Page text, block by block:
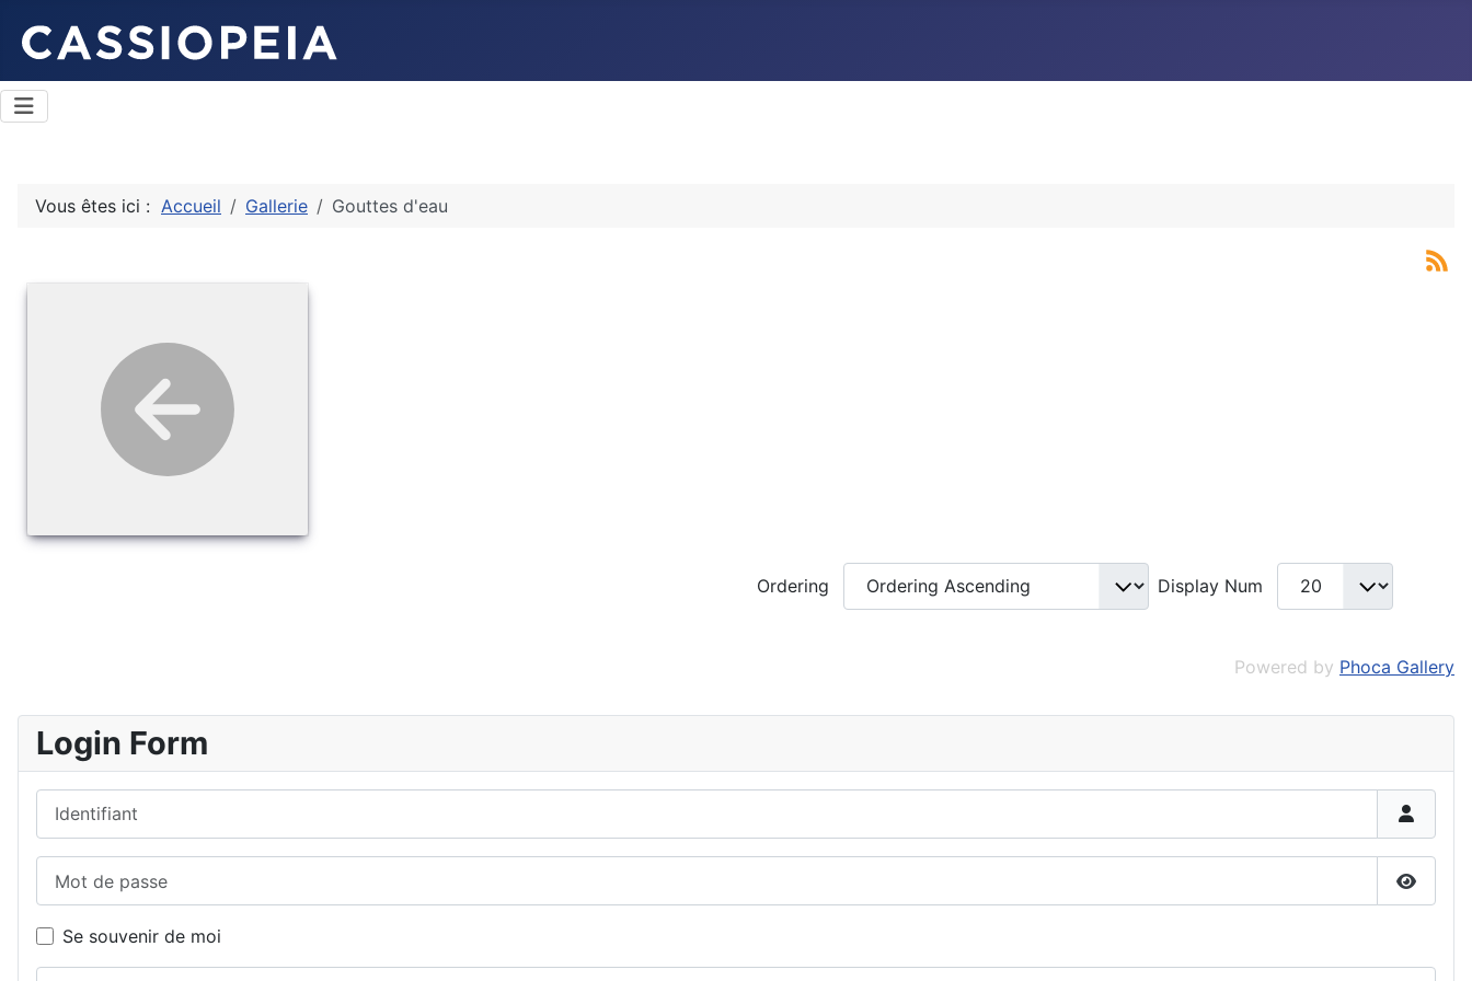
Vous êtes ici : Accueil Gallerie Gouttes d'eau
Ordering Display Num
Powered by Phoca Gallery
Login Form
Se souvenir de moi